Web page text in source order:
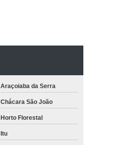
Araçoiaba da Serra
Chácara São João
Horto Florestal
Itu